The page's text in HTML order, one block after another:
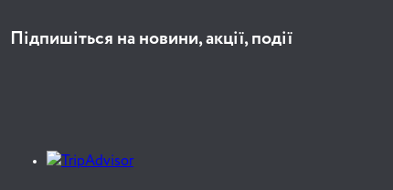
Підпишіться на новини, акції, події